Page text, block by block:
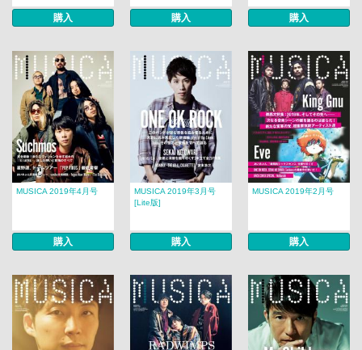
購入 購入 購入
MUSICA 2019年4月号
購入
MUSICA 2019年3月号
[Lite版]
購入
MUSICA 2019年2月号
購入